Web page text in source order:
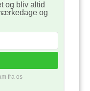
og bliv altid
og
fra os